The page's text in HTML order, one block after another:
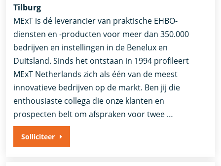
Tilburg
MExT is dé leverancier van praktische EHBO-
diensten en -producten voor meer dan 350.000
bedrijven en instellingen in de Benelux en
Duitsland. Sinds het ontstaan in 1994 profileert
MExT Netherlands zich als één van de meest
innovatieve bedrijven op de markt. Ben jij die
enthousiaste collega die onze klanten en
prospecten belt om afspraken voor twee …
Solliciteer